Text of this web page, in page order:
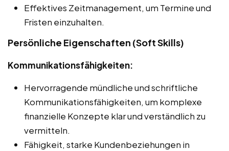
Effektives Zeitmanagement, um Termine und
Fristen einzuhalten.
Persönliche Eigenschaften (Soft Skills)
Kommunikationsfähigkeiten:
Hervorragende mündliche und schriftliche
Kommunikationsfähigkeiten, um komplexe
finanzielle Konzepte klar und verständlich zu
vermitteln.
Fähigkeit, starke Kundenbeziehungen in